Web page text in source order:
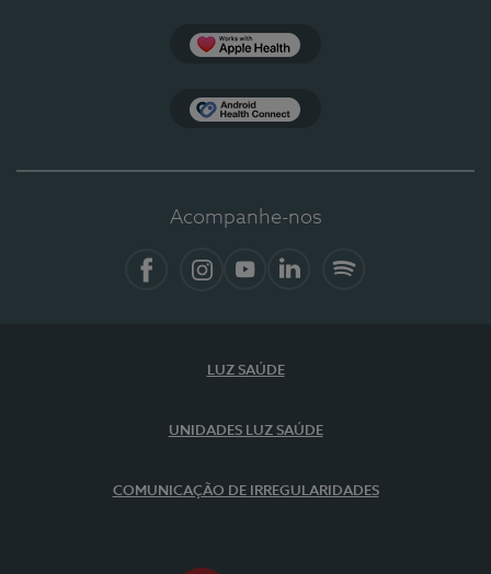
Acompanhe-nos
LUZ SAÚDE
UNIDADES LUZ SAÚDE
COMUNICAÇÃO DE IRREGULARIDADES